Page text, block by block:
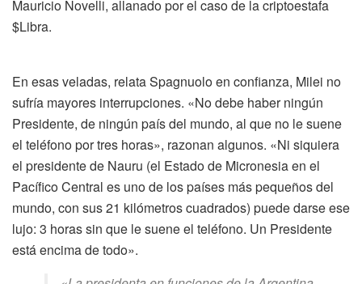
Mauricio Novelli, allanado por el caso de la criptoestafa
$Libra.
En esas veladas, relata Spagnuolo en confianza, Milei no
sufría mayores interrupciones. «No debe haber ningún
Presidente, de ningún país del mundo, al que no le suene
el teléfono por tres horas», razonan algunos. «Ni siquiera
el presidente de Nauru (el Estado de Micronesia en el
Pacífico Central es uno de los países más pequeños del
mundo, con sus 21 kilómetros cuadrados) puede darse ese
lujo: 3 horas sin que le suene el teléfono. Un Presidente
está encima de todo».